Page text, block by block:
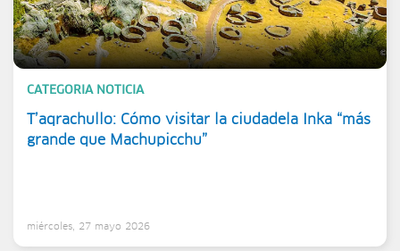
CATEGORIA NOTICIA
T’aqrachullo: Cómo visitar la ciudadela Inka “más
grande que Machupicchu”
miércoles, 27 mayo 2026